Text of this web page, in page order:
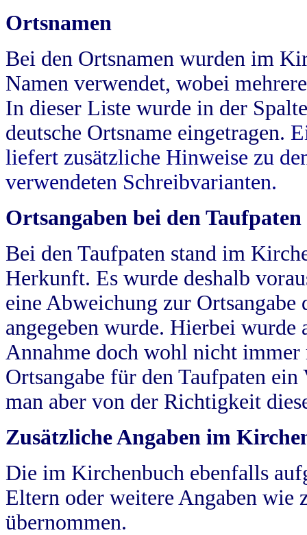
Ortsnamen
Bei den Ortsnamen wurden im
Namen verwendet, wobei
In dieser Liste wurde in der
deutsche Ortsname eingetragen.
liefert zusätzliche Hinweise zu
verwendeten Schreibvarianten.
Ortsangaben bei den Taufpaten
Bei den Taufpaten stand im
Herkunft. Es wurde deshalb
eine Abweichung zur
angegeben wurde. Hierbei wurde
Annahme doch wohl nicht
Ortsangabe für den Taufpaten
man aber von der Richtigkeit
Zusätzliche Angaben im
Die im Kirchenbuch ebenfalls
Eltern oder weitere Angaben wie
übernommen.